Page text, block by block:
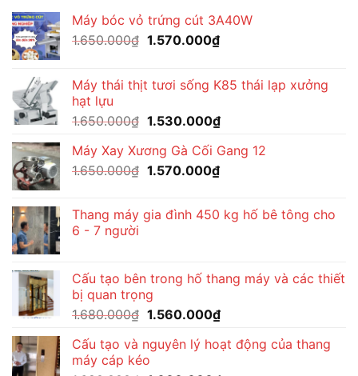
Máy bóc vỏ trứng cút 3A40W
1.650.000₫ Giá
1.650.000₫.
1.570.000₫Giá
là:
Máy thái thịt tươi sống K85 thái lạp xưởng
hạt lựu
1.650.000₫ Giá
là:
1.650.000₫.
1.530.000₫Giá
tại
là:
Máy Xay Xương Gà Cối Gang 12
1.650.000₫ Giá
1.650.000₫.
1.570.000₫Giá
là:
Thang máy gia đình 450 kg hố bê tông cho
6 - 7 người
Cấu tạo bên trong hố thang máy và các thiết
bị quan trọng
1.680.000₫ Giá
là:
1.680.000₫.
1.560.000₫Giá
tại
Cấu tạo và nguyên lý hoạt động của thang
máy cáp kéo